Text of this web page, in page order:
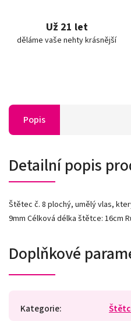
Už 21 let
děláme vaše nehty krásnější
Popis
Detailní popis
Štětec č. 8 plochý, umělý vlas,
9mm Célková délka štětce: 16cm
Doplňkové
Kategorie: